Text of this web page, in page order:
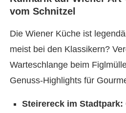
vom Schnitzel
Die Wiener Küche ist
meist bei den Klassikern?
Warteschlange beim
Genuss-Highlights für
Steirereck im Stadtpark: